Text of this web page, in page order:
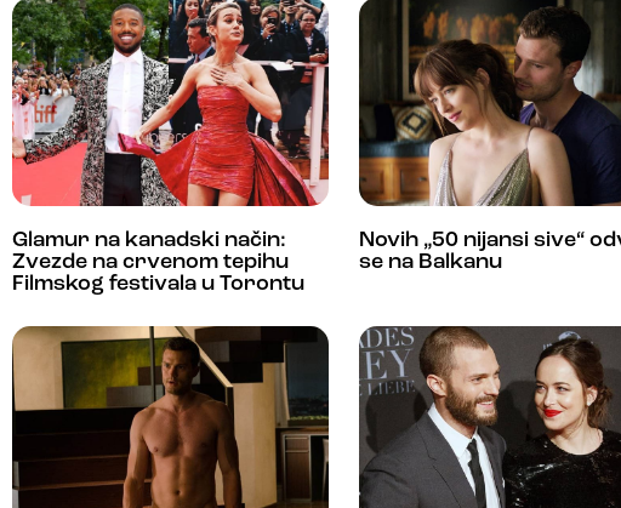
Glamur na kanadski način:
Zvezde na crvenom tepihu
Filmskog festivala u Torontu
Novih „50 nijansi sive“
se na Balkanu